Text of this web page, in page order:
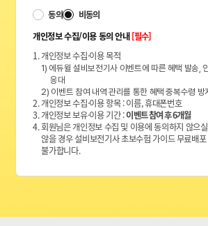
동의
비동의
개인정보 수집/이용 동의 안내[필수]
1. 개인정보 수집·이용 목적
1) 에듀윌 설비보전기사 이벤트에 따른 혜택 발송,
응대
2) 이벤트 참여 내역 관리를 통한 혜택 중복수령 방
2. 개인정보 수집·이용 항목 : 이름, 휴대폰번호
3. 개인정보 보유·이용 기간 :이벤트 참여 후 6개월
4. 회원님은 개인정보 수집 및 이용에 동의하지 않으
않을 경우 설비보전기사 초보수험 가이드 무료배
불가합니다.